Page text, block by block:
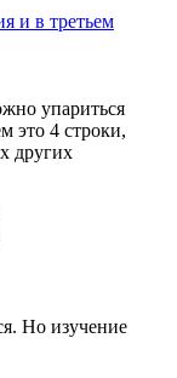
и в третьем
упариться
это 4 строки,
других
Но изучение